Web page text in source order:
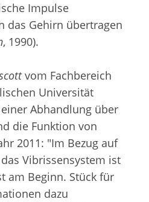
Impulse
das Gehirn übertragen
, 1990).
vom Fachbereich
Universität
Abhandlung über
die Funktion von
2011: "Im Bezug auf
Vibrissensystem ist
am Beginn. Stück für
dazu